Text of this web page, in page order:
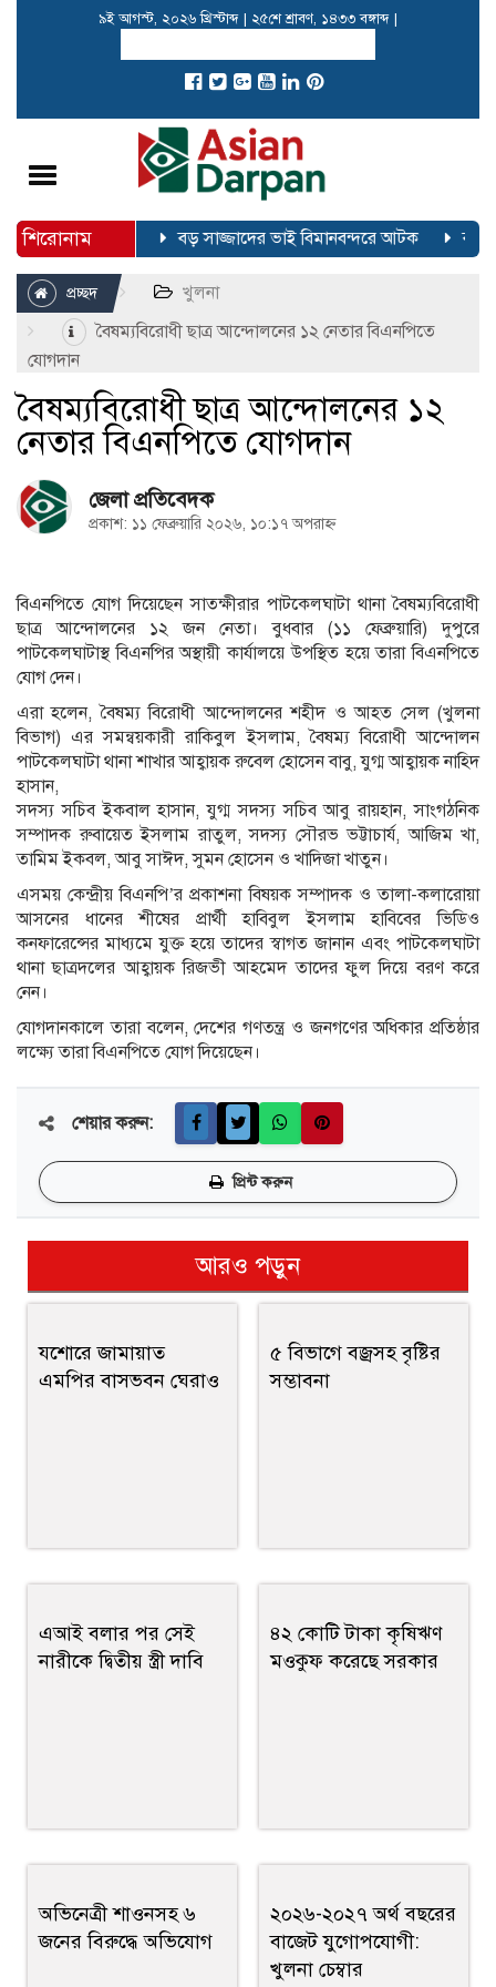
৯ই আগস্ট, ২০২৬ খ্রিস্টাব্দ | ২৫শে শ্রাবণ, ১৪৩৩ বঙ্গাব্দ |
Toggle
শিরোনাম
করেছে বিজি-৩০৬ বড় সাজ্জাদের ভাই বিমানবন্দরে আটক
প্রচ্ছদ
খুলনা
বৈষম্যবিরোধী ছাত্র আন্দোলনের ১২ নেতার বিএনপিতে
যোগদান
বৈষম্যবিরোধী ছাত্র আন্দোলনের ১২
নেতার বিএনপিতে যোগদান
জেলা প্রতিবেদক
প্রকাশ: ১১ ফেব্রুয়ারি ২০২৬, ১০:১৭ অপরাহ্ন
বিএনপিতে যোগ দিয়েছেন সাতক্ষীরার পাটকেলঘাটা থানা বৈষম্যবিরোধী
ছাত্র আন্দোলনের ১২ জন নেতা। বুধবার (১১ ফেব্রুয়ারি) দুপুরে
পাটকেলঘাটাস্থ বিএনপির অস্থায়ী কার্যালয়ে উপস্থিত হয়ে তারা বিএনপিতে
যোগ দেন।
এরা হলেন, বৈষম্য বিরোধী আন্দোলনের শহীদ ও আহত সেল (খুলনা
বিভাগ) এর সমন্বয়কারী রাকিবুল ইসলাম, বৈষম্য বিরোধী আন্দোলন
পাটকেলঘাটা থানা শাখার আহ্বায়ক রুবেল হোসেন বাবু, যুগ্ম আহ্বায়ক নাহিদ
হাসান,
সদস্য সচিব ইকবাল হাসান, যুগ্ম সদস্য সচিব আবু রায়হান, সাংগঠনিক
সম্পাদক রুবায়েত ইসলাম রাতুল, সদস্য সৌরভ ভট্টাচার্য, আজিম খা,
তামিম ইকবল, আবু সাঈদ, সুমন হোসেন ও খাদিজা খাতুন।
এসময় কেন্দ্রীয় বিএনপি’র প্রকাশনা বিষয়ক সম্পাদক ও তালা-কলারোয়া
আসনের ধানের শীষের প্রার্থী হাবিবুল ইসলাম হাবিবের ভিডিও
কনফারেন্সের মাধ্যমে যুক্ত হয়ে তাদের স্বাগত জানান এবং পাটকেলঘাটা
থানা ছাত্রদলের আহ্বায়ক রিজভী আহমেদ তাদের ফুল দিয়ে বরণ করে
নেন।
যোগদানকালে তারা বলেন, দেশের গণতন্ত্র ও জনগণের অধিকার প্রতিষ্ঠার
লক্ষ্যে তারা বিএনপিতে যোগ দিয়েছেন।
শেয়ার করুন:
প্রিন্ট করুন
আরও পড়ুন
যশোরে জামায়াত
এমপির বাসভবন ঘেরাও
৫ বিভাগে বজ্রসহ বৃষ্টির
সম্ভাবনা
এআই বলার পর সেই
নারীকে দ্বিতীয় স্ত্রী দাবি
৪২ কোটি টাকা কৃষিঋণ
মওকুফ করেছে সরকার
অভিনেত্রী শাওনসহ ৬
জনের বিরুদ্ধে অভিযোগ
২০২৬-২০২৭ অর্থ বছরের
বাজেট যুগোপযোগী:
খুলনা চেম্বার